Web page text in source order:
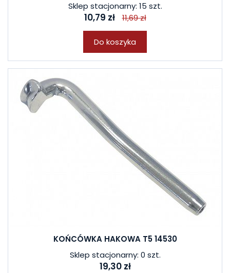
Sklep stacjonarny: 15 szt.
10,79 zł 11,69 zł
Do koszyka
KOŃCÓWKA HAKOWA T5 14530
Sklep stacjonarny: 0 szt.
19,30 zł